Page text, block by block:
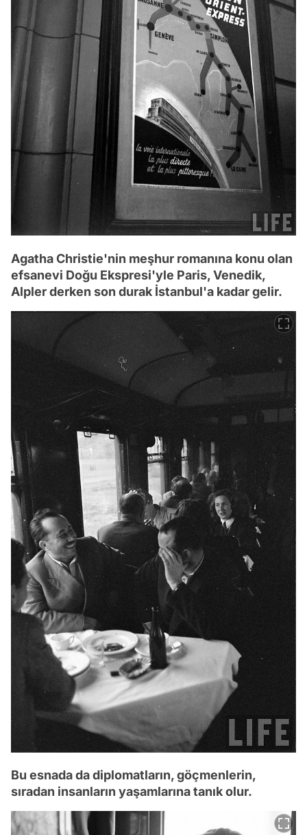
Agatha Christie'nin meşhur romanına konu olan
efsanevi Doğu Ekspresi'yle Paris, Venedik,
Alpler derken son durak İstanbul'a kadar gelir.
Bu esnada da diplomatların, göçmenlerin,
sıradan insanların yaşamlarına tanık olur.